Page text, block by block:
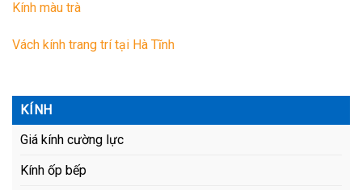
Kính màu trà
Vách kính trang trí tại Hà Tĩnh
KÍNH
Giá kính cường lực
Kính ốp bếp